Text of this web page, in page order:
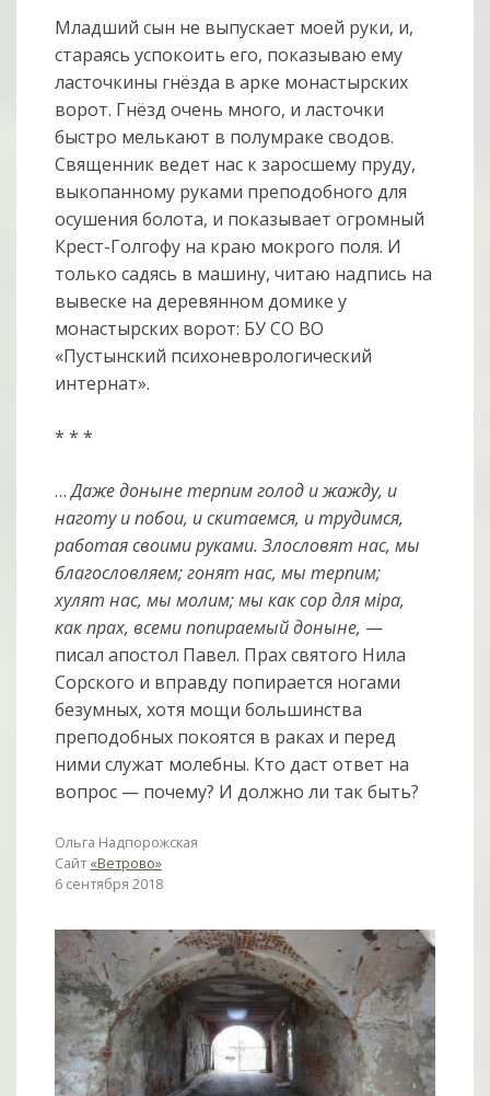
Младший сын не выпускает моей руки, и,
стараясь успокоить его, показываю ему
ласточкины гнёзда в арке монастырских
ворот. Гнёзд очень много, и ласточки
быстро мелькают в полумраке сводов.
Священник ведет нас к заросшему пруду,
выкопанному руками преподобного для
осушения болота, и показывает огромный
Крест-Голгофу на краю мокрого поля. И
только садясь в машину, читаю надпись на
вывеске на деревянном домике у
монастырских ворот: БУ СО ВО
«Пустынский психоневрологический
интернат».
* * *
…Даже доныне терпим голод и жажду, и
наготу и побои, и скитаемся, и трудимся,
работая своими руками. Злословят нас, мы
благословляем; гонят нас, мы терпим;
хулят нас, мы молим; мы как сор для мiра,
как прах, всеми попираемый доныне, —
писал апостол Павел. Прах святого Нила
Сорского и вправду попирается ногами
безумных, хотя мощи большинства
преподобных покоятся в раках и перед
ними служат молебны. Кто даст ответ на
вопрос — почему? И должно ли так быть?
Ольга Надпорожская
Сайт«Ветрово»
6 сентября 2018